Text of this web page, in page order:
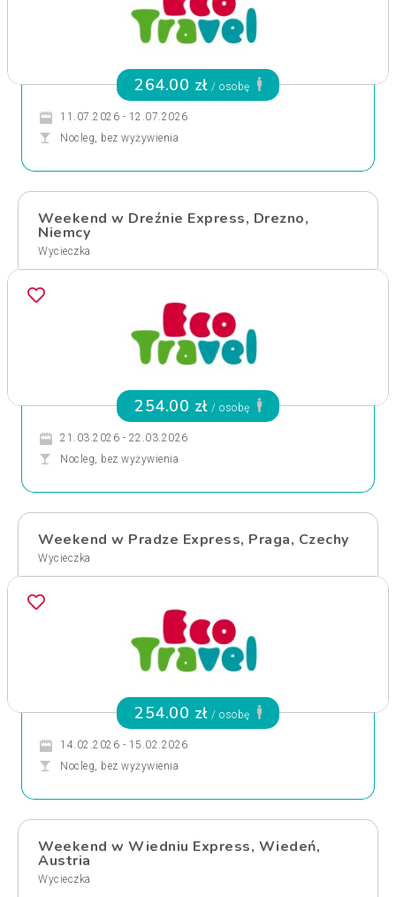
264.00 zł / osobę
11.07.2026 - 12.07.2026
Nocleg, bez wyżywienia
Weekend w Dreźnie Express, Drezno,
Niemcy
Wycieczka
254.00 zł / osobę
21.03.2026 - 22.03.2026
Nocleg, bez wyżywienia
Weekend w Pradze Express, Praga, Czechy
Wycieczka
254.00 zł / osobę
14.02.2026 - 15.02.2026
Nocleg, bez wyżywienia
Weekend w Wiedniu Express, Wiedeń,
Austria
Wycieczka